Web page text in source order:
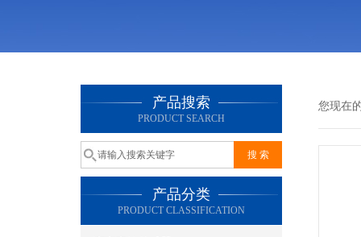
产品搜索
PRODUCT SEARCH
产品分类
PRODUCT CLASSIFICATION
您现在